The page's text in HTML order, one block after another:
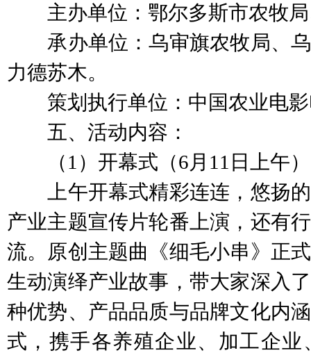
主办单位：鄂尔多斯市农牧局
承办单位：乌审旗农牧局、乌
力德苏木。
策划执行单位：中国农业电影
五、活动内容：
（1）开幕式（6月11日上午）
上午开幕式精彩连连，悠扬的
产业主题宣传片轮番上演，还有
流。原创主题曲《细毛小串》正
生动演绎产业故事，带大家深入
种优势、产品品质与品牌文化内
式，携手各养殖企业、加工企